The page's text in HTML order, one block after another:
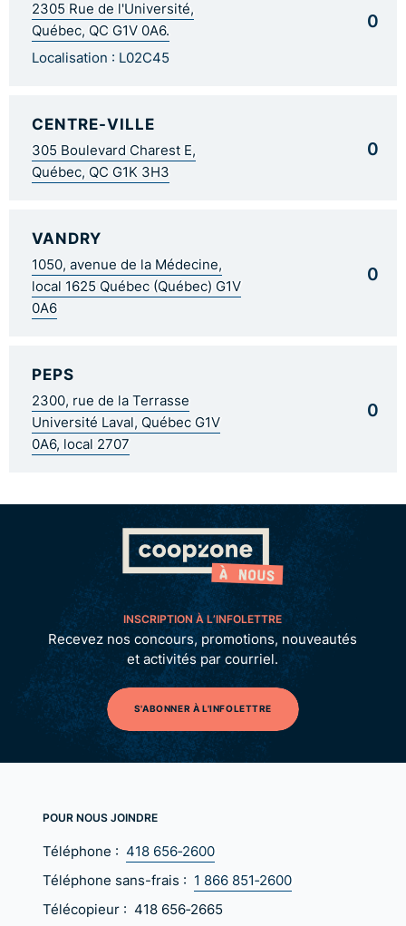
2305 Rue de l'Université,
Québec, QC G1V 0A6.
Localisation : L02C45
0
CENTRE-VILLE
305 Boulevard Charest E,
Québec, QC G1K 3H3
0
VANDRY
1050, avenue de la Médecine,
local 1625 Québec (Québec) G1V
0A6
0
PEPS
2300, rue de la Terrasse
Université Laval, Québec G1V
0A6, local 2707
0
INSCRIPTION À L’INFOLETTRE
Recevez nos concours, promotions, nouveautés
et activités par courriel.
S'ABONNER À L'INFOLETTRE
POUR NOUS JOINDRE
Téléphone : 418 656‑2600
Téléphone sans-frais : 1 866 851‑2600
Télécopieur : 418 656‑2665